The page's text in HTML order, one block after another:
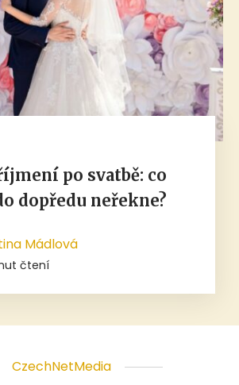
po svatbě: co
dopředu neřekne?
Mádlová
čtení
CzechNetMedia